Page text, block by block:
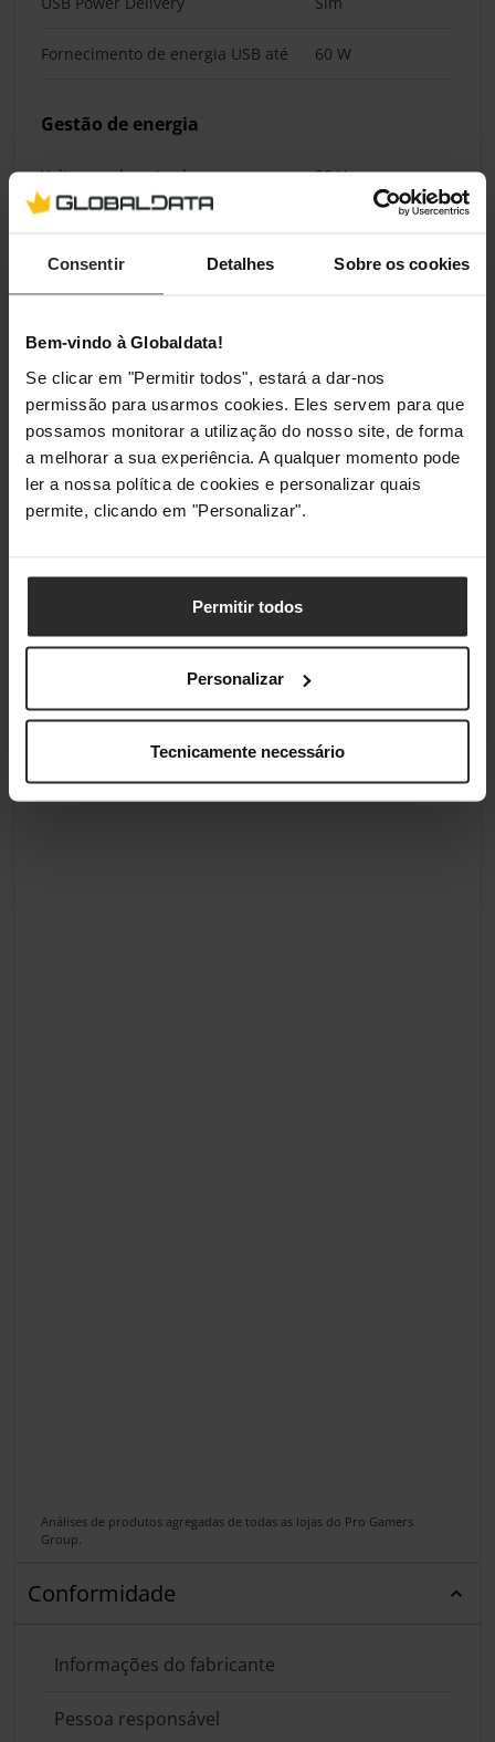
Consentir Detalhes Sobre os cookies
Bem-vindo à Globaldata!
Se clicar em "Permitir todos", estará a dar-nos
permissão para usarmos cookies. Eles servem para que
possamos monitorar a utilização do nosso site, de forma
a melhorar a sua experiência. A qualquer momento pode
ler a nossa política de cookies e personalizar quais
permite, clicando em "Personalizar".
Permitir todos
Personalizar
Tecnicamente necessário
Fornecimento de energia USB até 60 W
Gestão de energia
Voltagem da entrada 20 V
Pesos e dimensões
Comprimento do cabo
Embalagem
Tipo de embalagem Plástico de bolhas
Análises de produtos agregadas de todas as lojas do Pro Gamers
Group.
Conformidade
Informações do fabricante
Pessoa responsável